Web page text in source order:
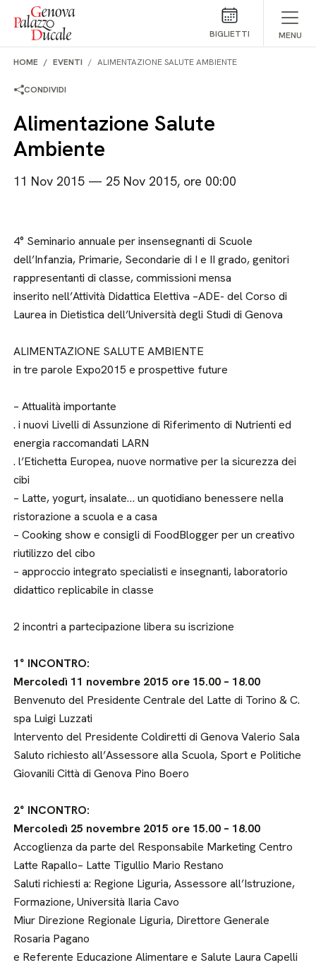
Salta al contenuto
BIGLIETTI MENU
HOME EVENTI ALIMENTAZIONE SALUTE AMBIENTE
CONDIVIDI
Alimentazione Salute
Ambiente
11 Nov 2015 — 25 Nov 2015, ore 00:00
4° Seminario annuale per insensegnanti di Scuole
dell’Infanzia, Primarie, Secondarie di I e II grado, genitori
rappresentanti di classe, commissioni mensa
inserito nell’Attività Didattica Elettiva –ADE- del Corso di
Laurea in Dietistica dell’Università degli Studi di Genova
ALIMENTAZIONE SALUTE AMBIENTE
in tre parole Expo2015 e prospettive future
– Attualità importante
. i nuovi Livelli di Assunzione di Riferimento di Nutrienti ed
energia raccomandati LARN
. l’Etichetta Europea, nuove normative per la sicurezza dei
cibi
– Latte, yogurt, insalate… un quotidiano benessere nella
ristorazione a scuola e a casa
– Cooking show e consigli di FoodBlogger per un creativo
riutilizzo del cibo
– approccio integrato specialisti e insegnanti, laboratorio
didattico replicabile in classe
2 incontri a partecipazione libera su iscrizione
1° INCONTRO:
Mercoledì 11 novembre 2015 ore 15.00 – 18.00
Benvenuto del Presidente Centrale del Latte di Torino & C.
spa Luigi Luzzati
Intervento del Presidente Coldiretti di Genova Valerio Sala
Saluto richiesto all’Assessore alla Scuola, Sport e Politiche
Giovanili Città di Genova Pino Boero
2° INCONTRO:
Mercoledì 25 novembre 2015 ore 15.00 – 18.00
Accoglienza da parte del Responsabile Marketing Centro
Latte Rapallo– Latte Tigullio Mario Restano
Saluti richiesti a: Regione Liguria, Assessore all’Istruzione,
Formazione, Università Ilaria Cavo
Miur Direzione Regionale Liguria, Direttore Generale
Rosaria Pagano
e Referente Educazione Alimentare e Salute Laura Capelli